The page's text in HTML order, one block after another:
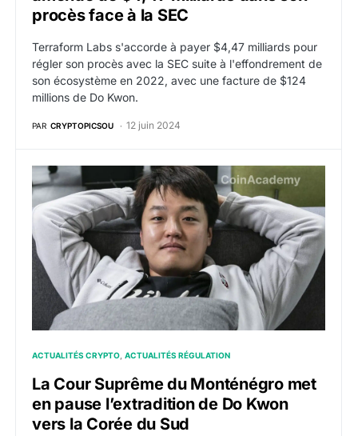
procès face à la SEC
Terraform Labs s'accorde à payer $4,47 milliards pour
régler son procès avec la SEC suite à l'effondrement de
son écosystème en 2022, avec une facture de $124
millions de Do Kwon.
PAR CRYPTOPICSOU 12 juin 2024
La Cour Suprême du Monténégro met en pause
ACTUALITÉS CRYPTO ACTUALITÉS RÉGULATION
La Cour Suprême du Monténégro met
en pause l’extradition de Do Kwon
vers la Corée du Sud